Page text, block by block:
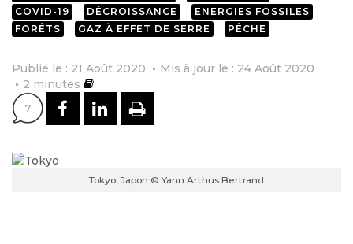
COVID-19
DÉCROISSANCE
ENERGIES FOSSILES
FORÊTS
GAZ À EFFET DE SERRE PÊCHE
Publié le : 21 Août 2020
Mis à jour le : 24 Août 2020
2 minutes
7 PARTAGER SUR FACEBOOK
PARTAGER SUR
IMPRIMER
Tokyo, Japon © Yann Arthus Bertrand